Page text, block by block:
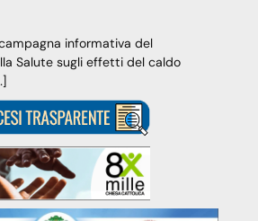
informativa del
Salute sugli effetti del caldo